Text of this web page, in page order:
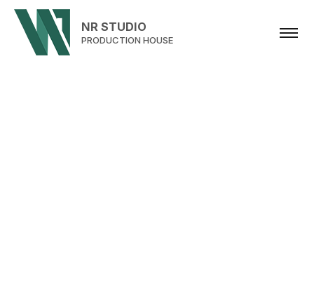
NR STUDIO
PRODUCTION HOUSE